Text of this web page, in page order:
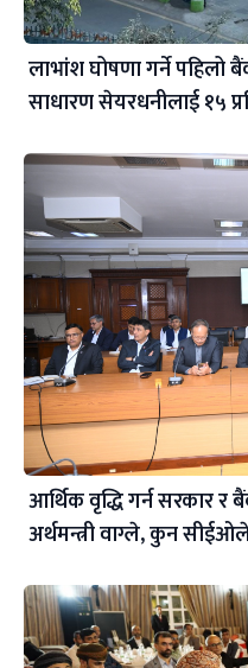
लाभांश घोषणा गर्ने पहिलो
साधारण सेयरधनीलाई १५
आर्थिक वृद्धि गर्न सरकार र
अर्थमन्त्री वाग्ले, कुन